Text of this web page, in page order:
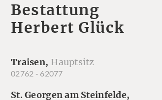
Bestattung
Herbert Glück
Traisen, Hauptsitz
02762 - 62077
St. Georgen am Steinfelde,